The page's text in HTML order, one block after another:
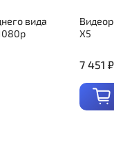
вида
X5
7 451 ₽